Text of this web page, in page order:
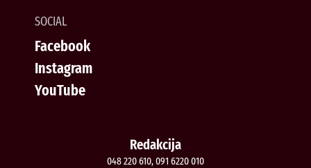
SOCIAL
Facebook
Instagram
YouTube
Redakcija
048 220 610, 091 6220 010